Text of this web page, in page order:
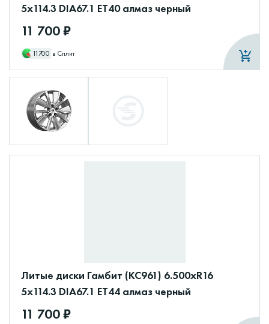
5x114.3 DIA67.1 ET40 алмаз черный
11 700 ₽
11700 в Сплит
Литые диски Гамбит (КС961) 6.500xR16
5x114.3 DIA67.1 ET44 алмаз черный
11 700 ₽